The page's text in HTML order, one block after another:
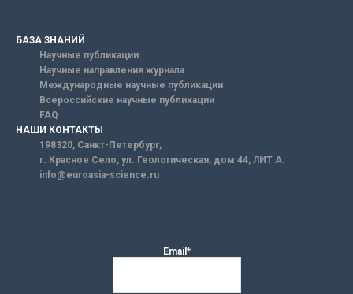
БАЗА ЗНАНИЙ
Научные публикации
Научные направления журнала
Международные научные публикации
Всероссийские научные публикации
FAQ
НАШИ КОНТАКТЫ
198320, Санкт-Петербург,
г. Красное Село, ул. Геологическая, дом 44, ЛИТ А.
info@euroasia-science.ru
Email*